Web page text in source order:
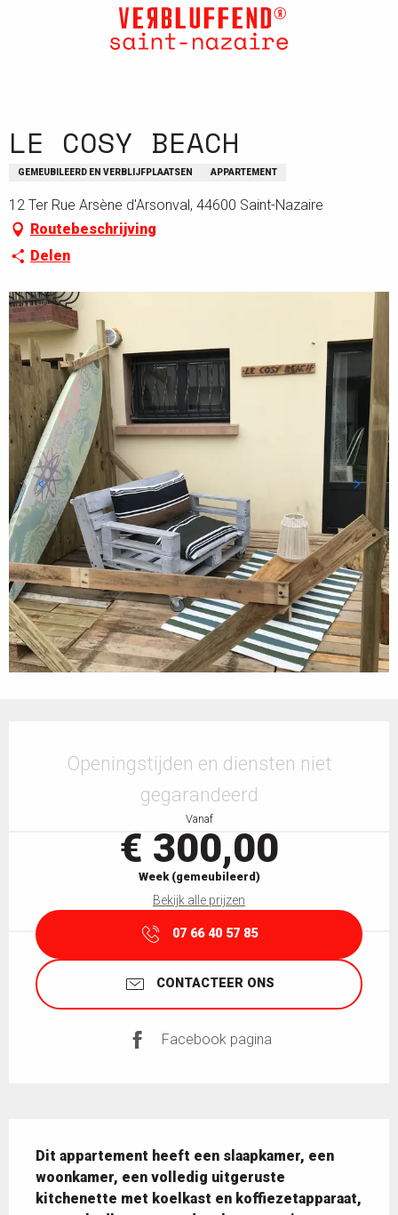
LE COSY BEACH
GEMEUBILEERD EN VERBLIJFPLAATSEN APPARTEMENT
12 Ter Rue Arsène d'Arsonval, 44600 Saint-Nazaire
Routebeschrijving
Delen
Openingstijden en diensten niet
gegarandeerd
Vanaf
€ 300,00
Week (gemeubileerd)
Bekijk alle prijzen
07 66 40 57 85
CONTACTEER ONS
Facebook pagina
Dit appartement heeft een slaapkamer, een
woonkamer, een volledig uitgeruste
kitchenette met koelkast en koffiezetapparaat,